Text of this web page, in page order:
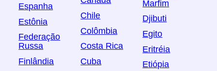
Espanha
Estônia
Federação
Russa
Finlândia
Chile
Colômbia
Costa Rica
Cuba
Marfim
Djibuti
Egito
Eritréia
Etiópia